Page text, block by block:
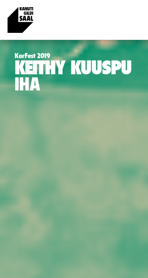
KorFest 2019
KEITHY KUUSPU
IHA